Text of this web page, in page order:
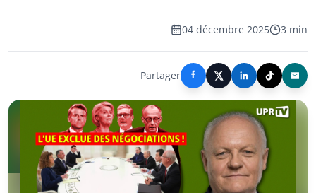
04 décembre 2025 3 min
Partager